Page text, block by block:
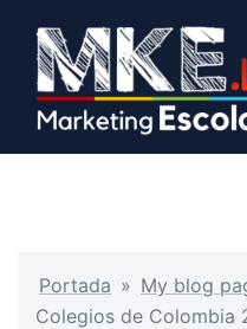
Portada » My blog
Colegios de Colombia